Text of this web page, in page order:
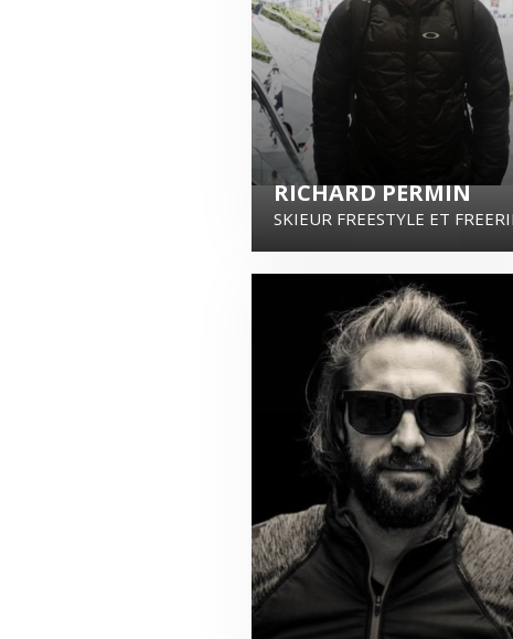
RICHARD PERMIN
SKIEUR FREESTYLE ET